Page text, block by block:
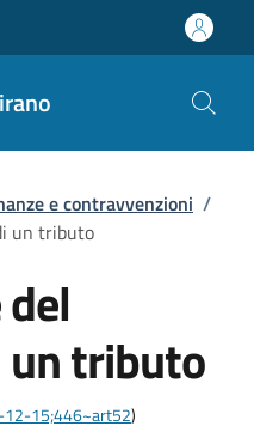
e contravvenzioni /
un tributo
un tributo
12-15;446~art52)